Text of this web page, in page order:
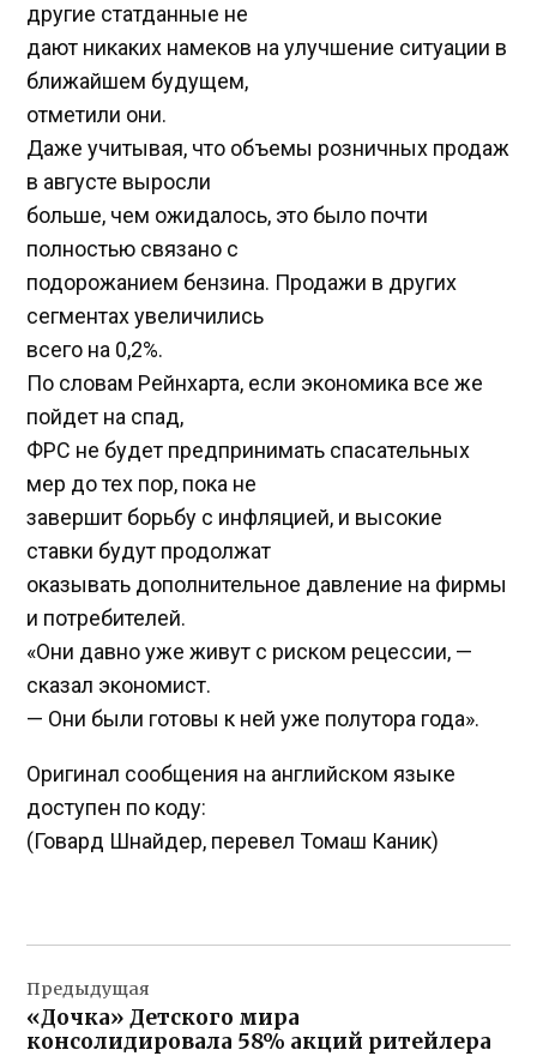
другие статданные не
дают никаких намеков на улучшение ситуации в
ближайшем будущем,
отметили они.
Даже учитывая, что объемы розничных продаж
в августе выросли
больше, чем ожидалось, это было почти
полностью связано с
подорожанием бензина. Продажи в других
сегментах увеличились
всего на 0,2%.
По словам Рейнхарта, если экономика все же
пойдет на спад,
ФРС не будет предпринимать спасательных
мер до тех пор, пока не
завершит борьбу с инфляцией, и высокие
ставки будут продолжат
оказывать дополнительное давление на фирмы
и потребителей.
«Они давно уже живут с риском рецессии, —
сказал экономист.
— Они были готовы к ней уже полутора года».
Оригинал сообщения на английском языке
доступен по коду:
(Говард Шнайдер, перевел Томаш Каник)
по
записям
Предыдущая
«Дочка» Детского мира
консолидировала 58% акций ритейлера